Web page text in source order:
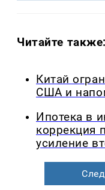
Читайте также:
Китай
США и
Ипотека в
коррекция
усиление